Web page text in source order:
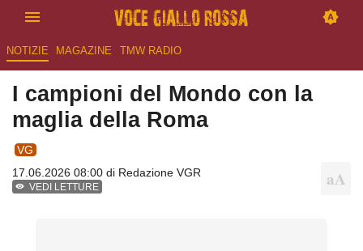
NOTIZIE MAGAZINE TMW RADIO
I campioni del Mondo con la
maglia della Roma
VG
17.06.2026 08:00 di Redazione VGR
VEDI LETTURE